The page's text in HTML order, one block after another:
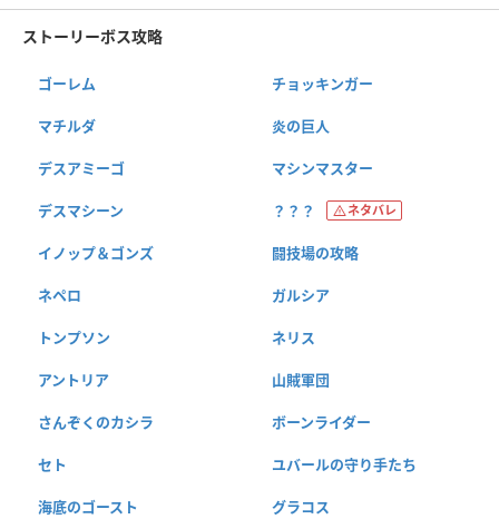
ストーリーボス攻略
ゴーレム チョッキンガー
マチルダ 炎の巨人
デスアミーゴ マシンマスター
デスマシーン ？？？ ネタバレ
イノップ＆ゴンズ 闘技場の攻略
ネペロ ガルシア
トンプソン ネリス
アントリア 山賊軍団
さんぞくのカシラ ボーンライダー
セト ユバールの守り手たち
海底のゴースト グラコス